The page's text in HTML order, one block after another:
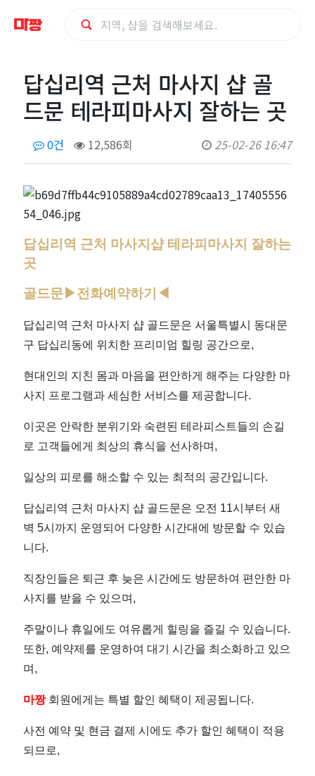
답
리
역
근
처
마
사
지
샵
골
드
문
테
라
피
마
사
지
잘
하
답십리역 근처 마사지 샵 골
드문 테라피마사지 잘하는 곳
0건 12,586회 25-02-26 16:47
답십리역 근처 마사지샵 테라피마사지 잘하는
곳
골드문 ▶전화예약하기◀
답십리역 근처 마사지 샵 골드문은 서울특별시 동대문
구 답십리동에 위치한 프리미엄 힐링 공간으로,
현대인의 지친 몸과 마음을 편안하게 해주는 다양한 마
사지 프로그램과 세심한 서비스를 제공합니다.
이곳은 안락한 분위기와 숙련된 테라피스트들의 손길
로 고객들에게 최상의 휴식을 선사하며,
일상의 피로를 해소할 수 있는 최적의 공간입니다.
답십리역 근처 마사지 샵 골드문은 오전 11시부터 새
벽 5시까지 운영되어 다양한 시간대에 방문할 수 있습
니다.
직장인들은 퇴근 후 늦은 시간에도 방문하여 편안한 마
사지를 받을 수 있으며,
주말이나 휴일에도 여유롭게 힐링을 즐길 수 있습니다.
또한, 예약제를 운영하여 대기 시간을 최소화하고 있으
며,
마짱회원에게는 특별 할인 혜택이 제공됩니다.
사전 예약 및 현금 결제 시에도 추가 할인 혜택이 적용
되므로,